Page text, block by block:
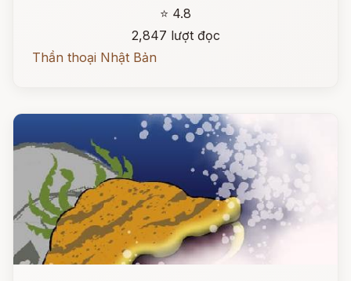
⭐ 4.8
2,847 lượt đọc
Thần thoại Nhật Bản